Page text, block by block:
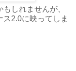
しれませんが、
2.0に映ってしま